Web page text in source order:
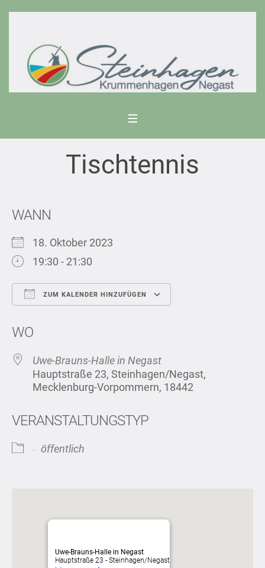
Tischtennis
WANN
18. Oktober 2023
19:30 - 21:30
ZUM KALENDER HINZUFÜGEN
WO
Uwe-Brauns-Halle in Negast
Hauptstraße 23, Steinhagen/Negast,
Mecklenburg-Vorpommern, 18442
VERANSTALTUNGSTYP
öffentlich
Uwe-Brauns-Halle in Negast
Hauptstraße 23 - Steinhagen/Negast